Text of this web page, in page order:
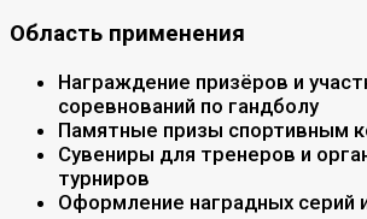
Область применения
Награждение призёров и
соревнований по гандболу
Памятные призы спортивным
Сувениры для тренеров и
турниров
Оформление наградных серий